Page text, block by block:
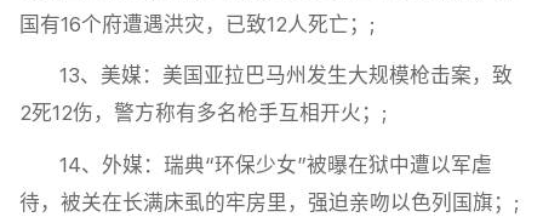
国有16个府遭遇洪灾，已致12人死亡；;
13、美媒：美国亚拉巴马州发生大规模枪击案，致
2死12伤，警方称有多名枪手互相开火；;
14、外媒：瑞典“环保少女”被曝在狱中遭以军虐
待，被关在长满床虱的牢房里，强迫亲吻以色列国旗；;